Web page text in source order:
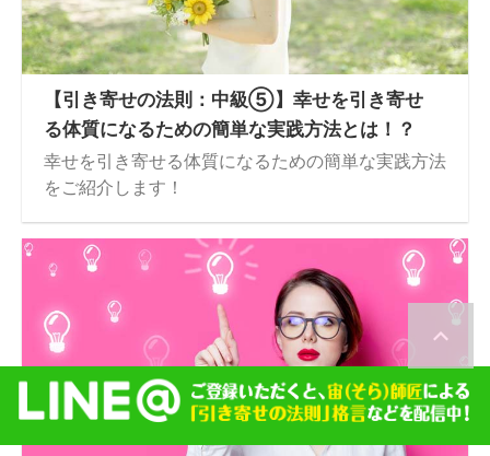
【引き寄せの法則：中級⑤】幸せを引き寄せ
る体質になるための簡単な実践方法とは！？
幸せを引き寄せる体質になるための簡単な実践方法
をご紹介します！